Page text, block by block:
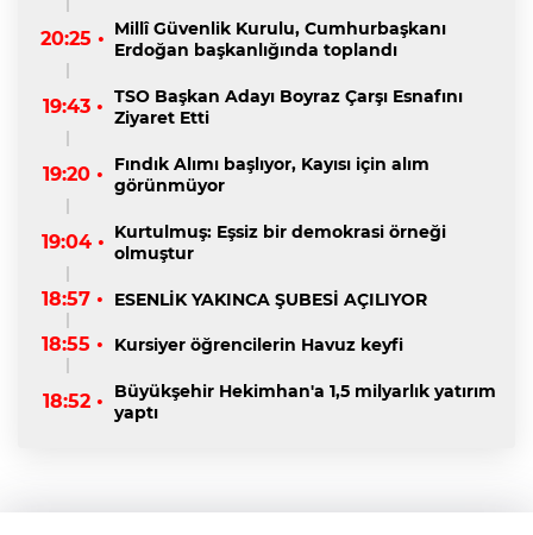
20:25 • Millî Güvenlik Kurulu, Cumhurbaşkanı
Erdoğan başkanlığında toplandı
19:43 • TSO Başkan Adayı Boyraz Çarşı Esnafını
Ziyaret Etti
19:20 •
Fındık Alımı başlıyor, Kayısı için alım
görünmüyor
19:04 • Kurtulmuş: Eşsiz bir demokrasi örneği
olmuştur
18:57 • ESENLİK YAKINCA ŞUBESİ AÇILIYOR
18:55 • Kursiyer öğrencilerin Havuz keyfi
18:52 •
Büyükşehir Hekimhan'a 1,5 milyarlık yatırım
yaptı